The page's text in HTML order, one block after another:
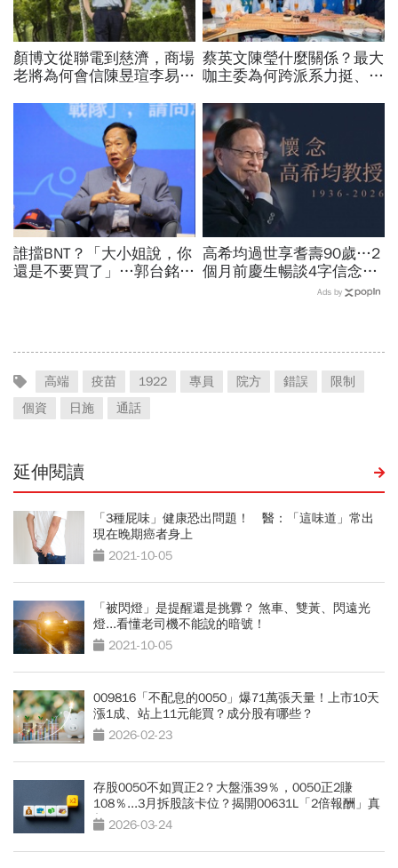
顏博文從聯電到慈濟，商場
老將為何會信陳昱瑄李易
聲：將捍衛信眾捐款、蔡英
文也說話
蔡英文陳瑩什麼關係？最大
咖主委為何跨派系力挺、連
藏政壇合作內幕？
誰擋BNT？「大小姐說，你
還是不要買了」…郭台銘曝
高希均過世享耆壽90歲…2
個月前慶生暢談4字信念，
回憶錄給讀者忠告：自求多
Ads by
高端 疫苗 1922 專員 院方 錯誤
限制
個資
日施 通話
延伸閱讀
「3種屁味」健康恐出問題！ 醫：「這味道」常出
現在晚期癌者身上
2021-10-05
「被閃燈」是提醒還是挑釁？ 煞車、雙黃、閃遠光
燈...看懂老司機不能說的暗號！
2021-10-05
009816「不配息的0050」爆71萬張天量！上市10天
漲1成、站上11元能買？成分股有哪些？
2026-02-23
存股0050不如買正2？大盤漲39％，0050正2賺
108％...3月拆股該卡位？揭開00631L「2倍報酬」真
相 2026-03-24